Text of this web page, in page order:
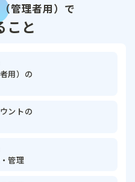
管理者用）で
こと
用）の
ントの
管理